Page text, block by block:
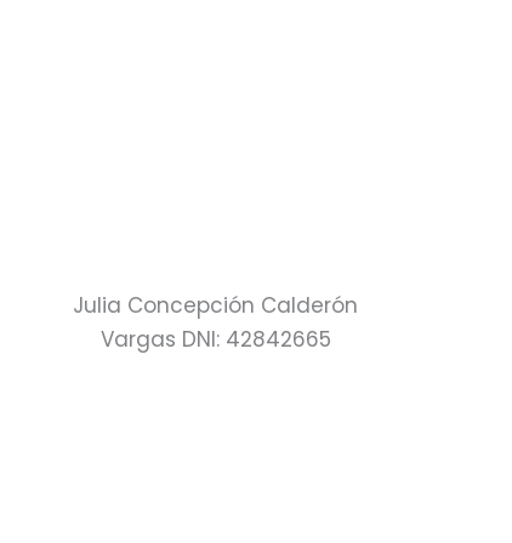
Julia Concepción Calderón
Vargas DNI: 42842665